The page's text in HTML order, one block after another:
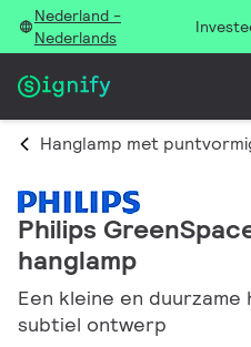
Nederland -
Nederlands
Hanglamp met
Philips
hanglamp
Een kleine en duurzame
subtiel ontwerp